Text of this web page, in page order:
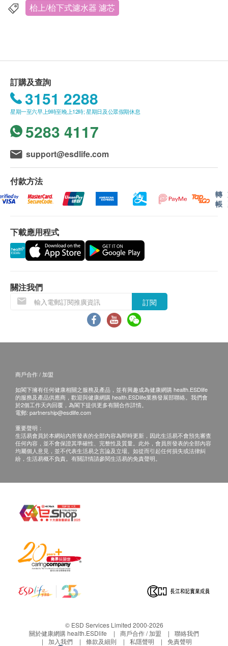
枱上/枱下式濾水器 濾芯
訂購及查詢
3151 2288
星期一至六早上9時至晚上12時; 星期日及公眾假期休息
5283 4117
support@esdlife.com
付款方法
轉
帳
下載應用程式
關注我們
訂閱
商戶合作 / 加盟
如閣下擁有任何健康相關之服務及產品，並有興趣成為健康網購 health.ESDlife
的服務及產品供應商，歡迎與健康網購 health.ESDlife業務發展部聯絡。我們會
於2個工作天內回覆，為閣下提供更多有關合作詳情。
電郵: partnership@esdlife.com
重要聲明：
生活易會員於本網站內所發表的全部內容為即時更新，因此生活易不會預先審查
任何內容，並不會保證其準確性、完整性及質量。此外，會員所發表的全部內容
均屬個人意見，並不代表生活易之言論及立場。如從而引起任何損失或法律糾
紛，生活易概不負責。有關詳情請參閱生活易的免責聲明。
© ESD Services Limited 2000-2026
關於健康網購 health.ESDlife
商戶合作 / 加盟
聯絡我們
加入我們
條款及細則 私隱聲明
免責聲明